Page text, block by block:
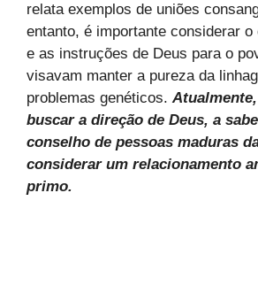
relata exemplos de uniões
entanto, é importante considerar
e as instruções de Deus para o
visavam manter a pureza da
problemas genéticos.
buscar a direção de Deus, a
conselho de pessoas maduras
considerar um relacionamento
primo.